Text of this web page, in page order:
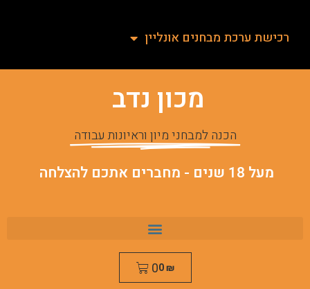
רכישת ערכת מבחנים אונליין
מכון נדב
הכנה למבחני מיון וראיונות עבודה
מעל 18 שנים - מחברים אתכם להצלחה
0₪
0